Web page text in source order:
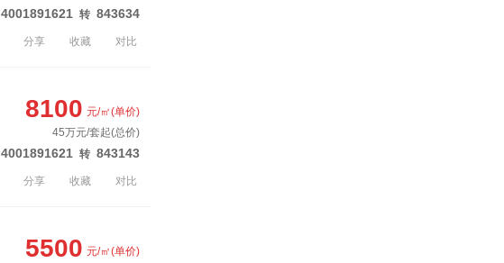
4001891621 转 843634
分享 收藏 对比
4001891621 转 843143
8100 元/㎡(单价)
45万元/套起(总价)
分享 收藏 对比
5500 元/㎡(单价)